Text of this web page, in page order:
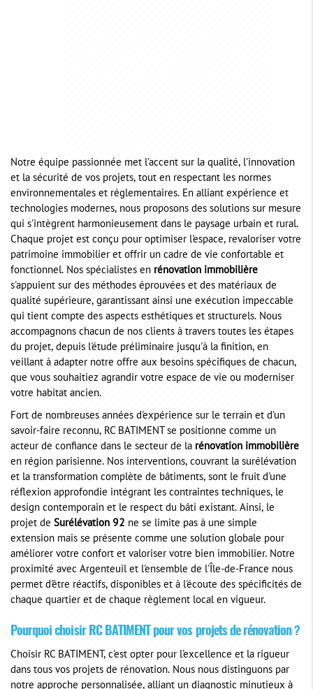
Notre équipe passionnée met l'accent sur la qualité, l'innovation
et la sécurité de vos projets, tout en respectant les normes
environnementales et réglementaires. En alliant expérience et
technologies modernes, nous proposons des solutions sur mesure
qui s'intègrent harmonieusement dans le paysage urbain et rural.
Chaque projet est conçu pour optimiser l'espace, revaloriser votre
patrimoine immobilier et offrir un cadre de vie confortable et
fonctionnel. Nos spécialistes en rénovation immobilière
s'appuient sur des méthodes éprouvées et des matériaux de
qualité supérieure, garantissant ainsi une exécution impeccable
qui tient compte des aspects esthétiques et structurels. Nous
accompagnons chacun de nos clients à travers toutes les étapes
du projet, depuis l'étude préliminaire jusqu'à la finition, en
veillant à adapter notre offre aux besoins spécifiques de chacun,
que vous souhaitiez agrandir votre espace de vie ou moderniser
votre habitat ancien.
Fort de nombreuses années d'expérience sur le terrain et d'un
savoir-faire reconnu, RC BATIMENT se positionne comme un
acteur de confiance dans le secteur de la rénovation immobilière
en région parisienne. Nos interventions, couvrant la surélévation
et la transformation complète de bâtiments, sont le fruit d'une
réflexion approfondie intégrant les contraintes techniques, le
design contemporain et le respect du bâti existant. Ainsi, le
projet de Surélévation 92 ne se limite pas à une simple
extension mais se présente comme une solution globale pour
améliorer votre confort et valoriser votre bien immobilier. Notre
proximité avec Argenteuil et l'ensemble de l'Île-de-France nous
permet d'être réactifs, disponibles et à l'écoute des spécificités de
chaque quartier et de chaque règlement local en vigueur.
Pourquoi choisir RC BATIMENT pour vos projets de rénovation ?
Choisir RC BATIMENT, c'est opter pour l'excellence et la rigueur
dans tous vos projets de rénovation. Nous nous distinguons par
notre approche personnalisée, alliant un diagnostic minutieux à